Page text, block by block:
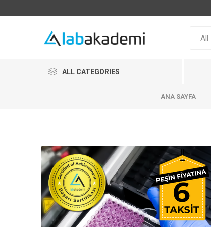
ALL CATEGORIES
ANA SAYFA